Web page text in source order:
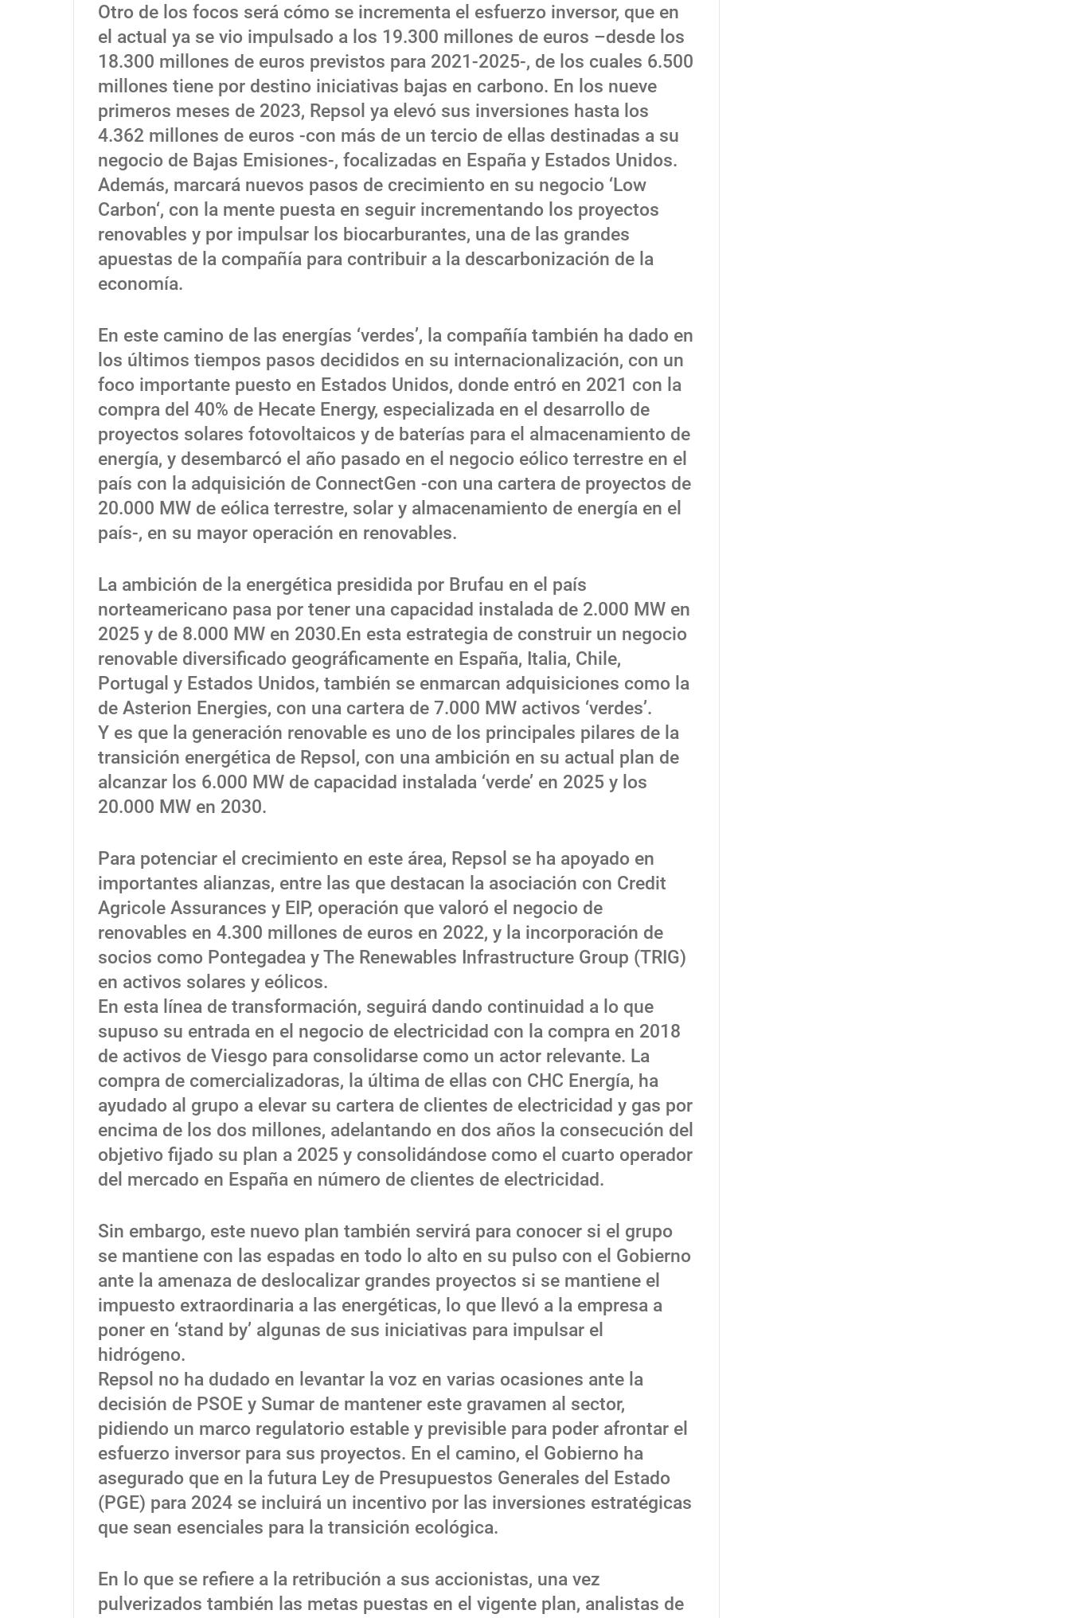
Otro de los focos será cómo se incrementa el esfuerzo inversor, que en
el actual ya se vio impulsado a los 19.300 millones de euros –desde los
18.300 millones de euros previstos para 2021-2025-, de los cuales 6.500
millones tiene por destino iniciativas bajas en carbono. En los nueve
primeros meses de 2023, Repsol ya elevó sus inversiones hasta los
4.362 millones de euros -con más de un tercio de ellas destinadas a su
negocio de Bajas Emisiones-, focalizadas en España y Estados Unidos.
Además, marcará nuevos pasos de crecimiento en su negocio ‘Low
Carbon‘, con la mente puesta en seguir incrementando los proyectos
renovables y por impulsar los biocarburantes, una de las grandes
apuestas de la compañía para contribuir a la descarbonización de la
economía.
En este camino de las energías ‘verdes’, la compañía también ha dado en
los últimos tiempos pasos decididos en su internacionalización, con un
foco importante puesto en Estados Unidos, donde entró en 2021 con la
compra del 40% de Hecate Energy, especializada en el desarrollo de
proyectos solares fotovoltaicos y de baterías para el almacenamiento de
energía, y desembarcó el año pasado en el negocio eólico terrestre en el
país con la adquisición de ConnectGen -con una cartera de proyectos de
20.000 MW de eólica terrestre, solar y almacenamiento de energía en el
país-, en su mayor operación en renovables.
La ambición de la energética presidida por Brufau en el país
norteamericano pasa por tener una capacidad instalada de 2.000 MW en
2025 y de 8.000 MW en 2030.En esta estrategia de construir un negocio
renovable diversificado geográficamente en España, Italia, Chile,
Portugal y Estados Unidos, también se enmarcan adquisiciones como la
de Asterion Energies, con una cartera de 7.000 MW activos ‘verdes’.
Y es que la generación renovable es uno de los principales pilares de la
transición energética de Repsol, con una ambición en su actual plan de
alcanzar los 6.000 MW de capacidad instalada ‘verde’ en 2025 y los
20.000 MW en 2030.
Para potenciar el crecimiento en este área, Repsol se ha apoyado en
importantes alianzas, entre las que destacan la asociación con Credit
Agricole Assurances y EIP, operación que valoró el negocio de
renovables en 4.300 millones de euros en 2022, y la incorporación de
socios como Pontegadea y The Renewables Infrastructure Group (TRIG)
en activos solares y eólicos.
En esta línea de transformación, seguirá dando continuidad a lo que
supuso su entrada en el negocio de electricidad con la compra en 2018
de activos de Viesgo para consolidarse como un actor relevante. La
compra de comercializadoras, la última de ellas con CHC Energía, ha
ayudado al grupo a elevar su cartera de clientes de electricidad y gas por
encima de los dos millones, adelantando en dos años la consecución del
objetivo fijado su plan a 2025 y consolidándose como el cuarto operador
del mercado en España en número de clientes de electricidad.
Sin embargo, este nuevo plan también servirá para conocer si el grupo
se mantiene con las espadas en todo lo alto en su pulso con el Gobierno
ante la amenaza de deslocalizar grandes proyectos si se mantiene el
impuesto extraordinaria a las energéticas, lo que llevó a la empresa a
poner en ‘stand by’ algunas de sus iniciativas para impulsar el
hidrógeno.
Repsol no ha dudado en levantar la voz en varias ocasiones ante la
decisión de PSOE y Sumar de mantener este gravamen al sector,
pidiendo un marco regulatorio estable y previsible para poder afrontar el
esfuerzo inversor para sus proyectos. En el camino, el Gobierno ha
asegurado que en la futura Ley de Presupuestos Generales del Estado
(PGE) para 2024 se incluirá un incentivo por las inversiones estratégicas
que sean esenciales para la transición ecológica.
En lo que se refiere a la retribución a sus accionistas, una vez
pulverizados también las metas puestas en el vigente plan, analistas de